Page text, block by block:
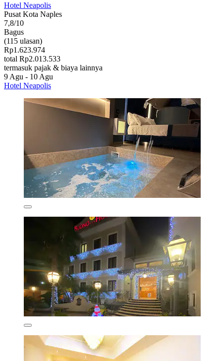
Hotel Neapolis
Pusat Kota Naples
7,8/10
Bagus
(115 ulasan)
Rp1.623.974
total Rp2.013.533
termasuk pajak & biaya lainnya
9 Agu - 10 Agu
Hotel Neapolis